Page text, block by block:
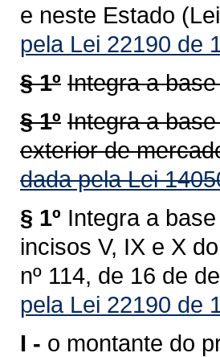
e neste Estado
pela Lei 22190 de
§ 1º Integra a
§ 1º Integra a
exterior de
dada pela Lei
§ 1º Integra a
incisos V, IX e X
nº 114, de 16 de
pela Lei 22190 de
I - o montante do